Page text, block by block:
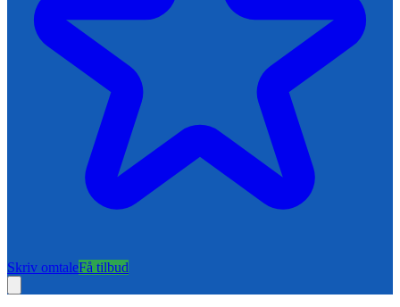
Skriv omtaleFå tilbud